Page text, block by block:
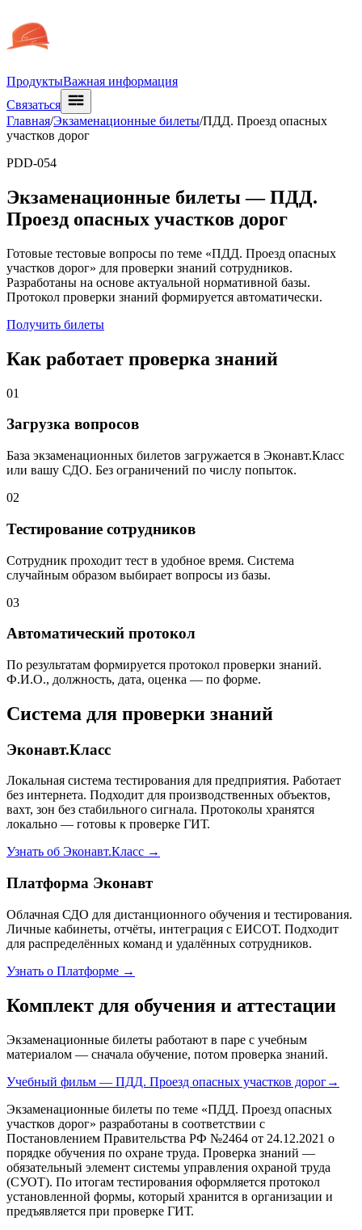
ПродуктыВажная информация
Связаться
Главная/Экзаменационные билеты/ПДД. Проезд опасных
участков дорог
PDD-054
Экзаменационные билеты —ПДД.
Проезд опасных участков дорог
Готовые тестовые вопросы по теме «ПДД. Проезд опасных
участков дорог» для проверки знаний сотрудников.
Разработаны на основе актуальной нормативной базы.
Протокол проверки знаний формируется автоматически.
Получить билеты
Как работает проверка знаний
01
Загрузка вопросов
База экзаменационных билетов загружается в Эконавт.Класс
или вашу СДО. Без ограничений по числу попыток.
02
Тестирование сотрудников
Сотрудник проходит тест в удобное время. Система
случайным образом выбирает вопросы из базы.
03
Автоматический протокол
По результатам формируется протокол проверки знаний.
Ф.И.О., должность, дата, оценка — по форме.
Система для проверки знаний
Эконавт.Класс
Локальная система тестирования для предприятия. Работает
без интернета. Подходит для производственных объектов,
вахт, зон без стабильного сигнала. Протоколы хранятся
локально — готовы к проверке ГИТ.
Узнать об Эконавт.Класс →
Платформа Эконавт
Облачная СДО для дистанционного обучения и тестирования.
Личные кабинеты, отчёты, интеграция с ЕИСОТ. Подходит
для распределённых команд и удалённых сотрудников.
Узнать о Платформе →
Комплект для обучения и аттестации
Экзаменационные билеты работают в паре с учебным
материалом — сначала обучение, потом проверка знаний.
Учебный фильм — ПДД. Проезд опасных участков дорог→
Экзаменационные билеты по теме «ПДД. Проезд опасных
участков дорог» разработаны в соответствии с
Постановлением Правительства РФ №2464 от 24.12.2021 о
порядке обучения по охране труда. Проверка знаний —
обязательный элемент системы управления охраной труда
(СУОТ). По итогам тестирования оформляется протокол
установленной формы, который хранится в организации и
предъявляется при проверке ГИТ.